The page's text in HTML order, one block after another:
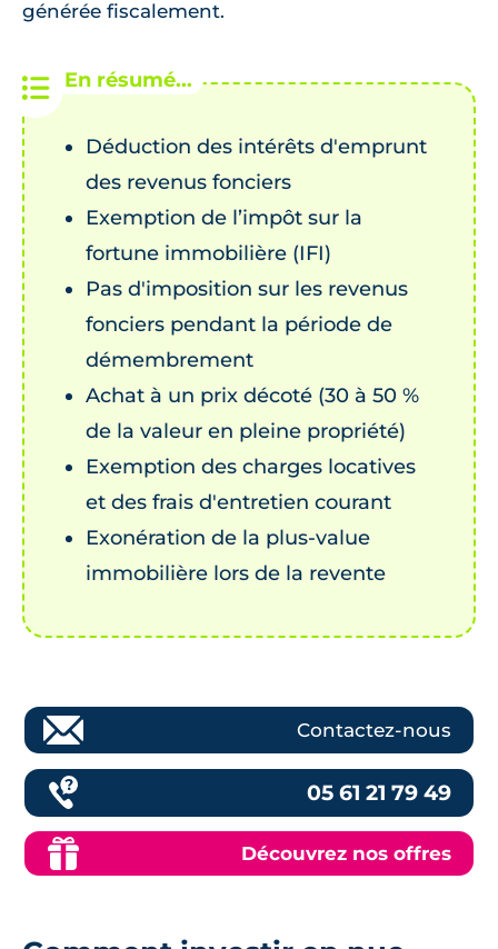
générée fiscalement.
Déduction des intérêts d'emprunt
des revenus fonciers
Exemption de l’impôt sur la
fortune immobilière (IFI)
Pas d'imposition sur les revenus
fonciers pendant la période de
démembrement
Achat à un prix décoté (30 à 50 %
de la valeur en pleine propriété)
Exemption des charges locatives
et des frais d'entretien courant
Exonération de la plus-value
immobilière lors de la revente
Contactez-nous
05 61 21 79 49
Découvrez nos offres